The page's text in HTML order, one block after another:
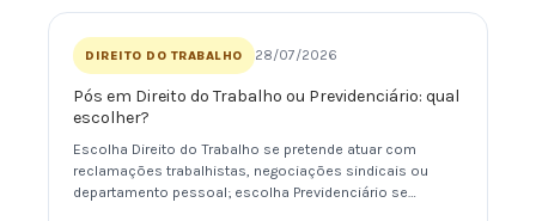
DIREITO DO TRABALHO 28/07/2026
Pós em Direito do Trabalho ou Previdenciário: qual
escolher?
Escolha Direito do Trabalho se pretende atuar com
reclamações trabalhistas, negociações sindicais ou
departamento pessoal; escolha Previdenciário se…